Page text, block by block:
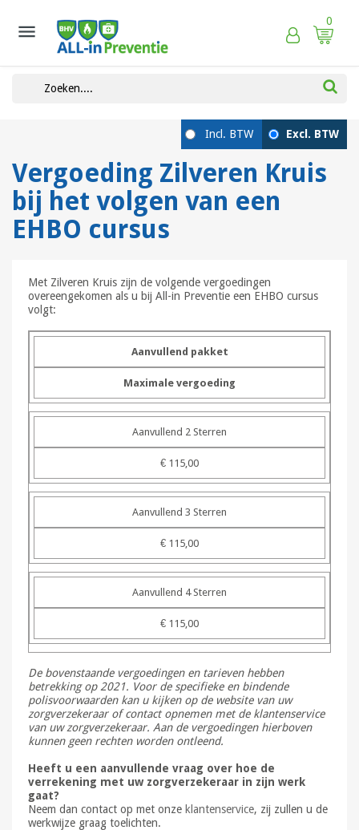
 0
Vergoeding Zilveren Kruis
bij het volgen van een
EHBO cursus
Met Zilveren Kruis zijn de volgende vergoedingen
overeengekomen als u bij All-in Preventie een EHBO cursus
volgt:
Aanvullend pakket
Maximale vergoeding
Aanvullend 2 Sterren
€ 115,00
Aanvullend 3 Sterren
€ 115,00
Aanvullend 4 Sterren
€ 115,00
De bovenstaande vergoedingen en tarieven hebben
betrekking op 2021. Voor de specifieke en bindende
polisvoorwaarden kan u kijken op de website van uw
zorgverzekeraar of contact opnemen met de klantenservice
van uw zorgverzekeraar. Aan de vergoedingen hierboven
kunnen geen rechten worden ontleend.
Heeft u een aanvullende vraag over hoe de
verrekening met uw zorgverzekeraar in zijn werk
gaat?
Neem dan contact op met onze klantenservice, zij zullen u de
werkwijze graag toelichten.